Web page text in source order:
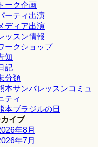
トーク企画
ーティ出演
ディア出演
ッスン情報
ークショップ
知
記
分類
本サンバレッスンコミュ
ティ
本ブラジルの日
イブ
年8月
年7月